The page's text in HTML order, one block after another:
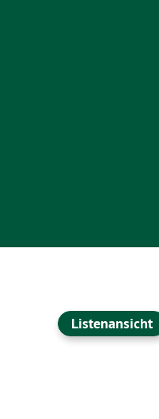
Listenansicht